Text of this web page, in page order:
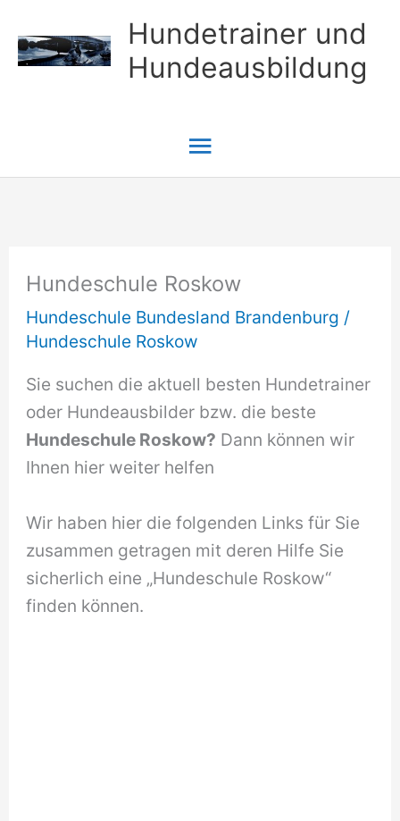
Inhalt
springen
Hundetrainer und
Hundeausbildung
Hauptmenü
Hundeschule Roskow
Hundeschule Bundesland Brandenburg /
Hundeschule Roskow
Sie suchen die aktuell besten Hundetrainer
oder Hundeausbilder bzw. die beste
Hundeschule Roskow? Dann können wir
Ihnen hier weiter helfen
Wir haben hier die folgenden Links für Sie
zusammen getragen mit deren Hilfe Sie
sicherlich eine „Hundeschule Roskow“
finden können.